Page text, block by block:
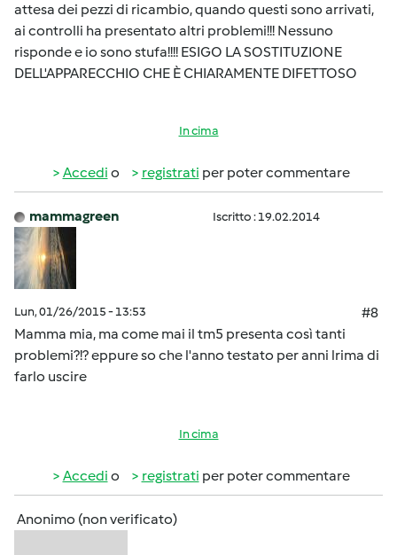
attesa dei pezzi di ricambio, quando questi sono arrivati,
ai controlli ha presentato altri problemi!!! Nessuno
risponde e io sono stufa!!!! ESIGO LA SOSTITUZIONE
DELL'APPARECCHIO CHE È CHIARAMENTE DIFETTOSO
In cima
Accedi o registrati per poter commentare
mammagreen Iscritto : 19.02.2014
Lun, 01/26/2015 - 13:53
#8
Mamma mia, ma come mai il tm5 presenta così tanti
problemi?!? eppure so che l'anno testato per anni lrima di
farlo uscire
In cima
Accedi o registrati per poter commentare
Anonimo (non verificato)